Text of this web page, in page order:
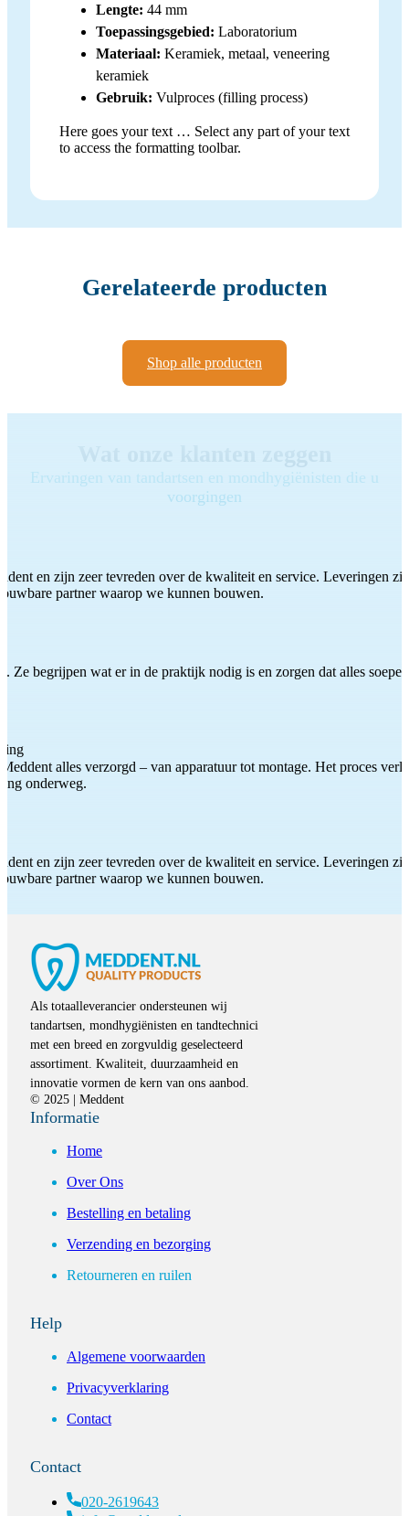
Lengte: 44 mm
Toepassingsgebied: Laboratorium
Materiaal: Keramiek, metaal, veneering
keramiek
Gebruik: Vulproces (filling process)
Here goes your text … Select any part of your text
to access the formatting toolbar.
Gerelateerde producten
Shop alle producten
Ervaringen van tandartsen en mondhygiënisten die u
voorgingen
en zijn zeer tevreden over de kwaliteit en service. Leveringen
partner waarop we kunnen bouwen.
Ze begrijpen wat er in de praktijk nodig is en zorgen dat alles
alles verzorgd – van apparatuur tot montage. Het proces
onderweg.
en zijn zeer tevreden over de kwaliteit en service. Leveringen
partner waarop we kunnen bouwen.
Als totaalleverancier ondersteunen wij
tandartsen, mondhygiënisten en tandtechnici
met een breed en zorgvuldig geselecteerd
assortiment. Kwaliteit, duurzaamheid en
innovatie vormen de kern van ons aanbod.
© 2025 | Meddent
Informatie
Home
Over Ons
Bestelling en betaling
Verzending en bezorging
Retourneren en ruilen
Help
Algemene voorwaarden
Privacyverklaring
Contact
Contact
020-2619643